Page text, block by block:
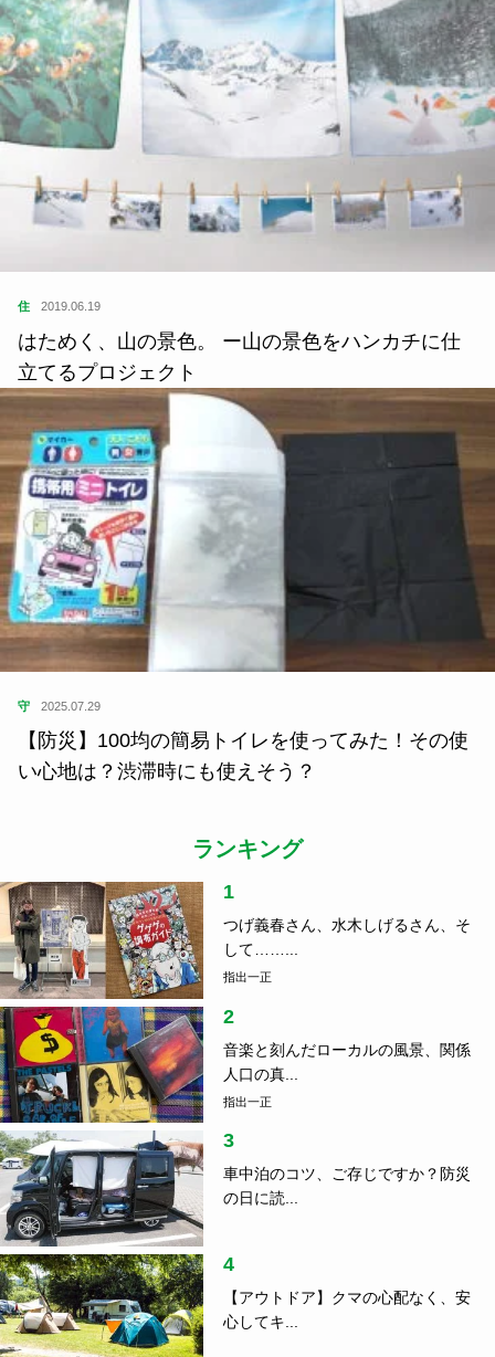
住 2019.06.19
はためく、山の景色。 ー山の景色をハンカチに仕
立てるプロジェクト
守 2025.07.29
【防災】100均の簡易トイレを使ってみた！その使
い心地は？渋滞時にも使えそう？
ランキング
1
つげ義春さん、水木しげるさん、そ
して……...
指出一正
2
音楽と刻んだローカルの風景、関係
人口の真...
指出一正
3
車中泊のコツ、ご存じですか？防災
の日に読...
4
【アウトドア】クマの心配なく、安
心してキ...